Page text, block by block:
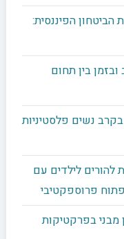
הביטחון הפיננסית:
בין תחום
נשים פלסטיניות
להורים לילדים עם
פרוספקטיבי
מבני בפרקטיקות